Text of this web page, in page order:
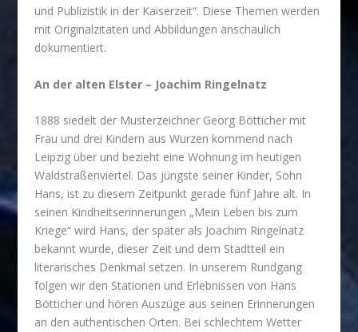
und Publizistik in der Kaiserzeit“. Diese Themen werden
mit Originalzitaten und Abbildungen anschaulich
dokumentiert.
An der alten Elster – Joachim Ringelnatz
1888 siedelt der Musterzeichner Georg Bötticher mit
Frau und drei Kindern aus Wurzen kommend nach
Leipzig über und bezieht eine Wohnung im heutigen
Waldstraßenviertel. Das jüngste seiner Kinder, Sohn
Hans, ist zu diesem Zeitpunkt gerade fünf Jahre alt. In
seinen Kindheitserinnerungen „Mein Leben bis zum
Kriege“ wird Hans, der später als Joachim Ringelnatz
bekannt wurde, dieser Zeit und dem Stadtteil ein
literarisches Denkmal setzen. In unserem Rundgang
folgen wir den Stationen und Erlebnissen von Hans
Bötticher und hören Auszüge aus seinen Erinnerungen
an den authentischen Orten. Bei schlechtem Wetter